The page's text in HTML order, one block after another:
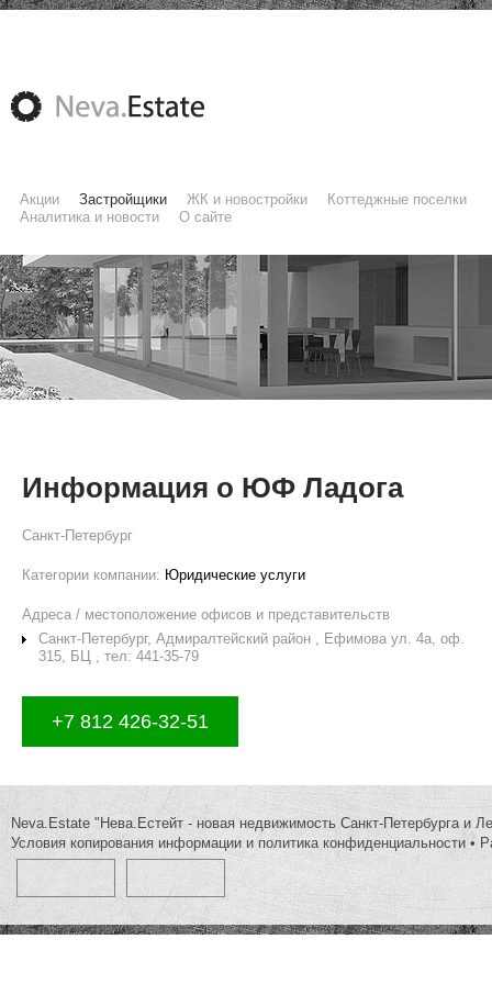
Акции Застройщики ЖК и новостройки
Коттеджные поселки
Аналитика и новости
О сайте
Информация о ЮФ Ладога
Санкт-Петербург
Категории компании: Юридические услуги
Адреса / местоположение офисов и представительств
Санкт-Петербург, Адмиралтейский район , Ефимова ул. 4а, оф.
315, БЦ , тел: 441-35-79
+7 812 426-32-51
Neva.Estate "Нева.Естейт - новая недвижимость Санкт-Петербурга и
Условия копирования информации и политика конфиденциальности •